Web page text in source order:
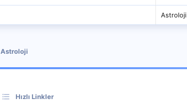
Astroloji
Astroloji
Hızlı Linkler